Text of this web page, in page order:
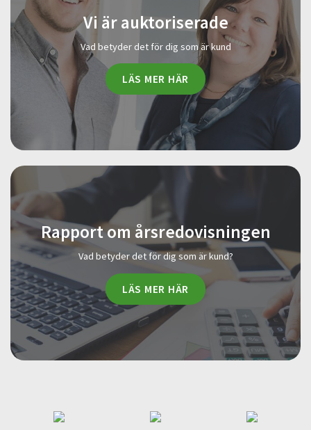
Vi är auktoriserade
Vad betyder det för dig som är kund
LÄS MER HÄR
Rapport om årsredovisningen
Vad betyder det för dig som är kund?
LÄS MER HÄR